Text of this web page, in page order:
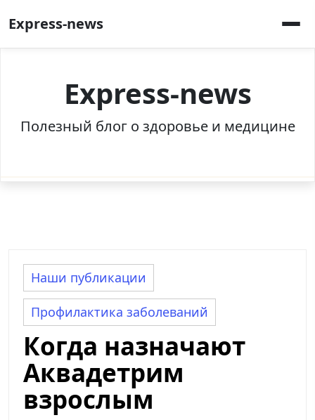
содержимому
Express-news
Express-news
Полезный блог о здоровье и медицине
Наши публикации
Профилактика заболеваний
Когда назначают
Аквадетрим
взрослым